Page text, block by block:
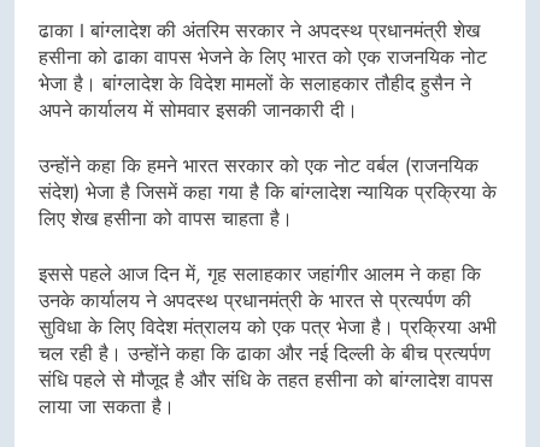
ढाका I बांग्लादेश की अंतरिम सरकार ने अपदस्थ प्रधानमंत्री शेख
हसीना को ढाका वापस भेजने के लिए भारत को एक राजनयिक नोट
भेजा है। बांग्लादेश के विदेश मामलों के सलाहकार तौहीद हुसैन ने
अपने कार्यालय में सोमवार इसकी जानकारी दी।
उन्होंने कहा कि हमने भारत सरकार को एक नोट वर्बल (राजनयिक
संदेश) भेजा है जिसमें कहा गया है कि बांग्लादेश न्यायिक प्रक्रिया के
लिए शेख हसीना को वापस चाहता है।
इससे पहले आज दिन में, गृह सलाहकार जहांगीर आलम ने कहा कि
उनके कार्यालय ने अपदस्थ प्रधानमंत्री के भारत से प्रत्यर्पण की
सुविधा के लिए विदेश मंत्रालय को एक पत्र भेजा है। प्रक्रिया अभी
चल रही है। उन्होंने कहा कि ढाका और नई दिल्ली के बीच प्रत्यर्पण
संधि पहले से मौजूद है और संधि के तहत हसीना को बांग्लादेश वापस
लाया जा सकता है।